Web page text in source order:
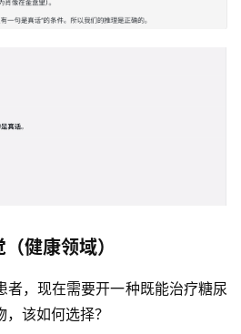
健康领域）
者，现在需要开一种既能治疗糖尿
该如何选择？